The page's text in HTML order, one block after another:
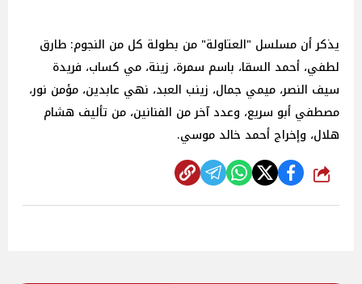
يذكر أن مسلسل "العتاولة" من بطولة كل من النجوم: طارق
لطفي، أحمد السقا، باسم سمرة، زينة، مي كساب، فريدة
سيف النصر، ميمي جمال، زينب العبد، نهي عابدين، مؤمن نور،
مصطفي أبو سريع، وعدد آخر من الفنانين، من تأليف هشام
هلال، وإخراج أحمد خالد موسي.
شارك